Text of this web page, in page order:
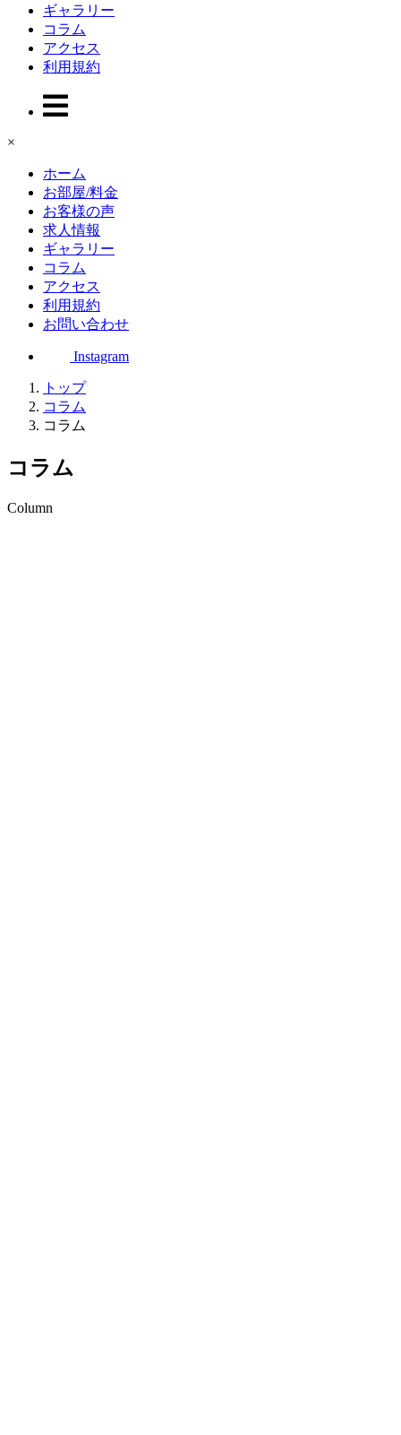
ギャラリー
コラム
アクセス
利用規約
×
ホーム
お部屋/料金
お客様の声
求人情報
ギャラリー
コラム
アクセス
利用規約
お問い合わせ
Instagram
トップ
コラム
コラム
コラム
Column